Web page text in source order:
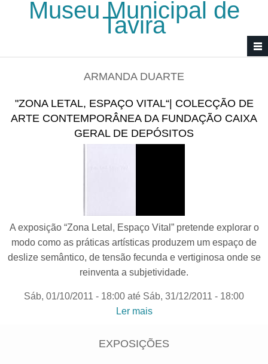
Passar para o conteúdo principal
Museu Municipal de
Tavira
ARMANDA DUARTE
"ZONA LETAL, ESPAÇO VITAL“| COLECÇÃO DE
ARTE CONTEMPORÂNEA DA FUNDAÇÃO CAIXA
GERAL DE DEPÓSITOS
A exposição “Zona Letal, Espaço Vital” pretende explorar o
modo como as práticas artísticas produzem um espaço de
deslize semântico, de tensão fecunda e vertiginosa onde se
reinventa a subjetividade.
Sáb, 01/10/2011 - 18:00 até Sáb, 31/12/2011 - 18:00
Ler mais
arte contemporânea da
EXPOSIÇÕES